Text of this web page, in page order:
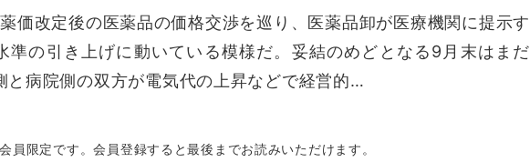
価改定後の医薬品の価格交渉を巡り、医薬品卸が医療機関に提示す
準の引き上げに動いている模様だ。妥結のめどとなる9月末はまだ
と病院側の双方が電気代の上昇などで経営的…
員限定です。会員登録すると最後までお読みいただけます。